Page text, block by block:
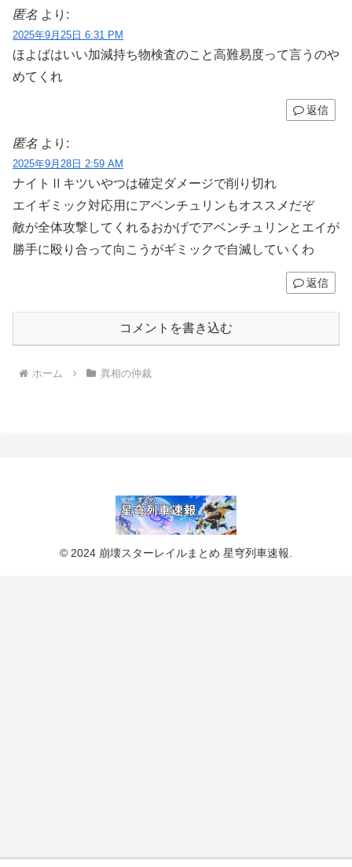
匿名 より:
2025年9月25日 6:31 PM
ほよばはいい加減持ち物検査のこと高難易度って言うのや
めてくれ
返信
匿名 より:
2025年9月28日 2:59 AM
ナイトⅡキツいやつは確定ダメージで削り切れ
エイギミック対応用にアベンチュリンもオススメだぞ
敵が全体攻撃してくれるおかげでアベンチュリンとエイが
勝手に殴り合って向こうがギミックで自滅していくわ
返信
コメントを書き込む
ホーム 異相の仲裁
© 2024 崩壊スターレイルまとめ 星穹列車速報.